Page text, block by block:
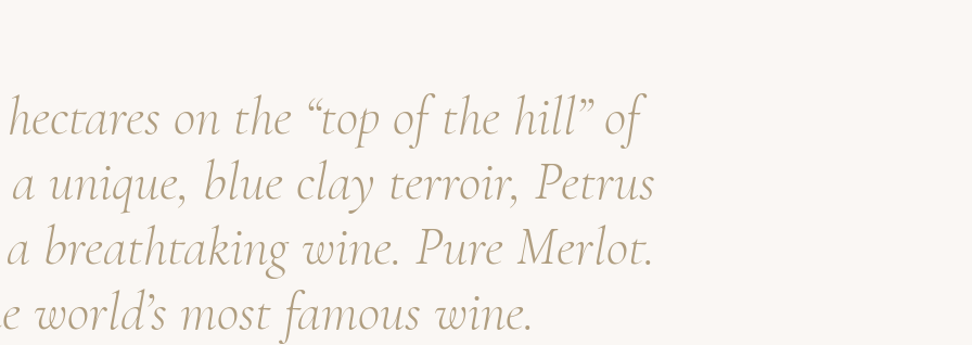
hectares on the “top of the hill” of
a unique, blue clay terroir, Petrus
a breathtaking wine. Pure Merlot.
world’s most famous wine.